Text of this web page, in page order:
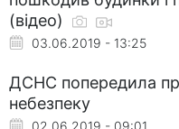
(відео)
03.06.2019 - 13:25
ДСНС попередила
небезпеку
02.06.2019 - 09:01